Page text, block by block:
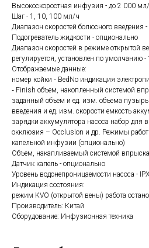
Высокоскоростная инфузия - до 2 000
Шаг - 1, 10, 100 мл/ч
Диапазон скоростей болюсного введения
Подогреватель жидкости - опционально
Диапазон скоростей в режиме открытой
регулируется, установлен по умолчанию
Отображаемые данные:
номер койки ‑ BedNo индикация
‑ Finish объем, накопленный системой
заданный объем и ед. изм. объема
введения и ед. изм. скорости емкость
зарядки аккумулятора насоса набор для
окклюзия – Occlusion и др. Режимы
капельной инфузии (опционально)
Объем, накапливаемый системой
Датчик капель - опционально
Уровень водонепроницаемости насоса -
Индикация состояния:
режим KVO (открытой вены) работа
Производитель: Китай
Оборудование: Инфузионная техника